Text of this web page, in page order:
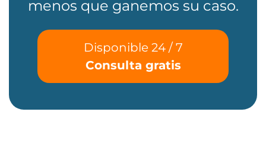
menos que ganemos su caso.
Disponible 24 / 7
Consulta gratis